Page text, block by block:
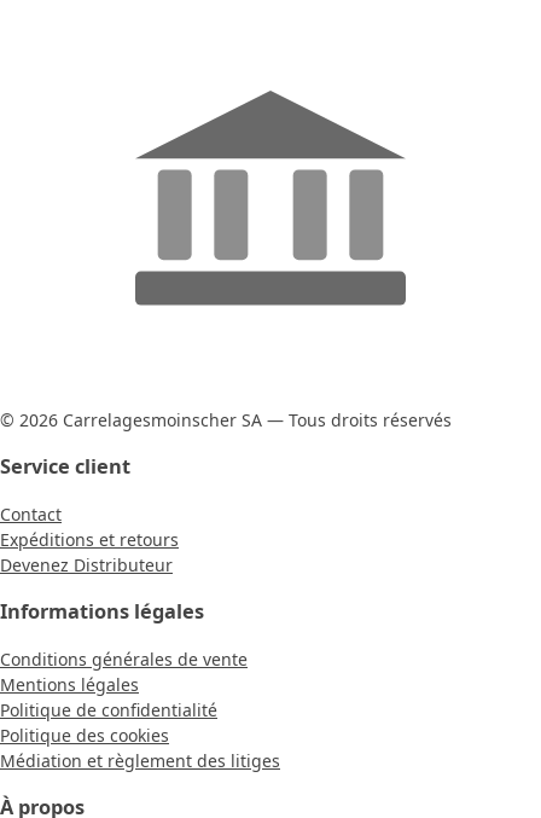
© 2026 Carrelagesmoinscher SA — Tous droits réservés
Service client
Contact
Expéditions et retours
Devenez Distributeur
Informations légales
Conditions générales de vente
Mentions légales
Politique de confidentialité
Politique des cookies
Médiation et règlement des litiges
À propos